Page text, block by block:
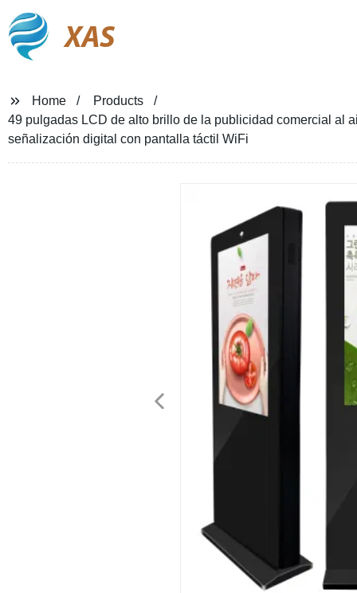
XAS
Home
Products
49 pulgadas LCD de alto brillo de la publicidad comercial al
señalización digital con pantalla táctil WiFi